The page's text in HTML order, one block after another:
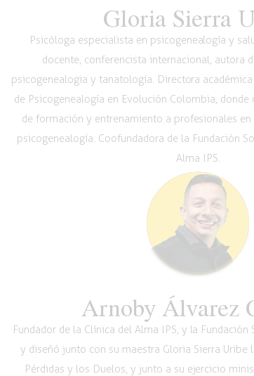
Gloria Sierra
Psicóloga especialista en psicogenealogía y
docente, conferencista internacional, autora
psicogenealogia y tanatología. Directora
de Psicogenealogía en Evolución Colombia,
de formación y entrenamiento a profesionales
psicogenealogía. Coofundadora de la Fundación
Alma IPS.
Arnoby Álvarez
Fundador de la Clínica del Alma IPS, y la
y diseñó junto con su maestra Gloria Sierra Uribe
Pérdidas y los Duelos, y junto a su ejercicio